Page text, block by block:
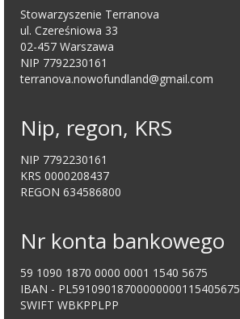
Stowarzyszenie Terranova
ul. Czereśniowa 33
02-457 Warszawa
NIP 7792230161
terranova.nowofundland@gmail.com
Nip, regon, KRS
NIP 7792230161
KRS 0000208437
REGON 634586800
Nr konta bankowego
59 1090 1870 0000 0001 1540 5675
IBAN - PL59109018700000000115405675
SWIFT WBKPPLPP